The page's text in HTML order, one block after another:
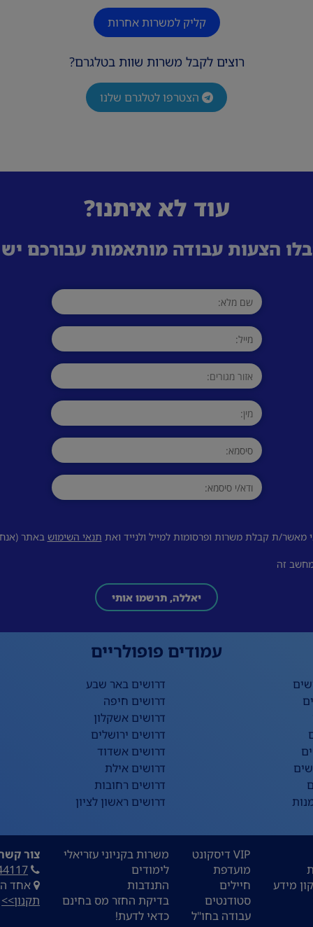
קליק למשרות אחרות
רוצים לקבל משרות שוות בטלגרם?
הצטרפו לטלגרם שלנו
עוד לא איתנו?
הצעות עבודה מותאמות עבורכם
מאשר/ת קבלת משרות ופרסומות למייל ולנייד ואת תנאי השימוש באתר
זה
יאללה, תרשמו אותי
עמודים פופולריים
דרושים באר שבע
דרושים חיפה
דרושים אשקלון
דרושים ירושלים
דרושים אשדוד
דרושים אילת
דרושים רחובות
דרושים ראשון לציון
מידע
VIP דיסקונט
מועדפת
חיילים
סטודנטים
עבודה בחו"ל
משרות בקניוני עזריאלי
לימודים
התנדבות
בדיקת החזר מס בחינם
כדאי לדעת!
צור
אחד העם 9,
תקנון>>